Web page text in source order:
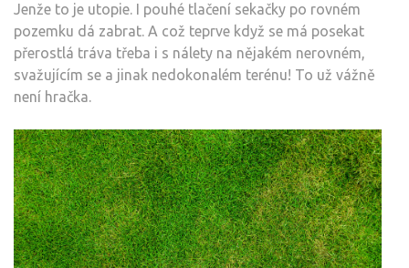
Jenže to je utopie. I pouhé tlačení sekačky po rovném
pozemku dá zabrat. A což teprve když se má posekat
přerostlá tráva třeba i s nálety na nějakém nerovném,
svažujícím se a jinak nedokonalém terénu! To už vážně
není hračka.